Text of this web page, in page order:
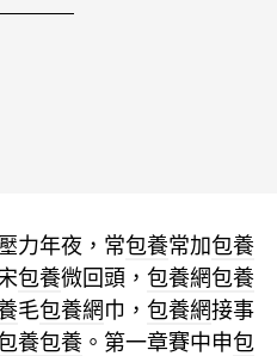
力年夜，常包養常加包養
包養微回頭， 包養網包養
毛包養網巾， 包養網接事
養包養 。第一章賽中申包